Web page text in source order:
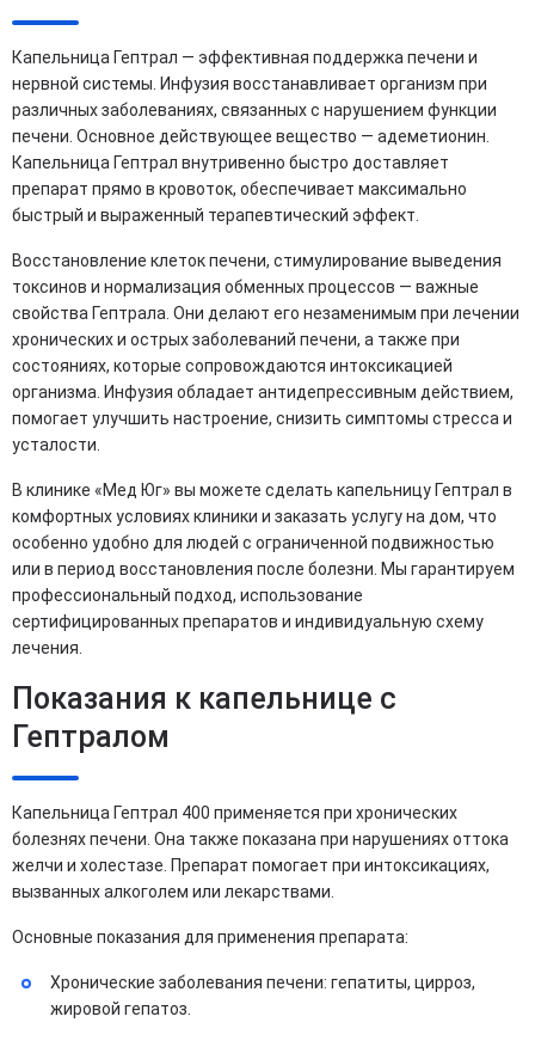
Капельница Гептрал — эффективная поддержка печени и
нервной системы. Инфузия восстанавливает организм при
различных заболеваниях, связанных с нарушением функции
печени. Основное действующее вещество — адеметионин.
Капельница Гептрал внутривенно быстро доставляет
препарат прямо в кровоток, обеспечивает максимально
быстрый и выраженный терапевтический эффект.
Восстановление клеток печени, стимулирование выведения
токсинов и нормализация обменных процессов — важные
свойства Гептрала. Они делают его незаменимым при лечении
хронических и острых заболеваний печени, а также при
состояниях, которые сопровождаются интоксикацией
организма. Инфузия обладает антидепрессивным действием,
помогает улучшить настроение, снизить симптомы стресса и
усталости.
В клинике «Мед Юг» вы можете сделать капельницу Гептрал в
комфортных условиях клиники и заказать услугу на дом, что
особенно удобно для людей с ограниченной подвижностью
или в период восстановления после болезни. Мы гарантируем
профессиональный подход, использование
сертифицированных препаратов и индивидуальную схему
лечения.
Показания к капельнице с
Гептралом
Капельница Гептрал 400 применяется при хронических
болезнях печени. Она также показана при нарушениях оттока
желчи и холестазе. Препарат помогает при интоксикациях,
вызванных алкоголем или лекарствами.
Основные показания для применения препарата:
Хронические заболевания печени: гепатиты, цирроз,
жировой гепатоз.